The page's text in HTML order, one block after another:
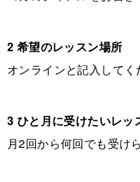
2 希望のレッスン場所
オンラインと記入してく
3 ひと月に受けたいレッ
月2回から何回でも受け